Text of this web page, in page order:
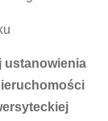
ustanowienia